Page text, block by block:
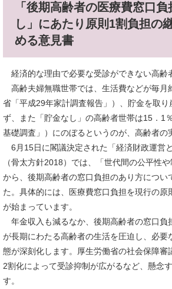
「後期高齢者の医療費窓口
し」にあたり原則1割負担の
める意見書
経済的な理由で必要な受診ができない高齢
高齢夫婦無職世帯では、生活費などが毎月
省「平成29年家計調査報告」）、貯金を取
ず、また「貯金なし」の高齢者世帯は15．1
基礎調査」）にのぼるというのが、高齢者の
6月15日に閣議決定された「経済財政運営
（骨太方針2018）では、「世代間の公平性
から、後期高齢者の窓口負担のあり方につい
た。具体的には、医療費窓口負担を現行の原
が始まっています。
年金収入も減るなか、後期高齢者の窓口負
が長期にわたる高齢者の生活を圧迫し、必要
態が深刻化します。厚生労働省の社会保障審
2割化によって受診抑制が広がるなど、懸念
す。